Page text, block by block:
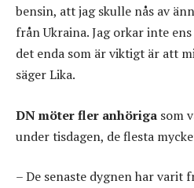
bensin, att jag skulle nås av
från Ukraina. Jag orkar inte
det enda som är viktigt är att
säger Lika.
DN möter fler anhöriga som
under tisdagen, de flesta
– De senaste dygnen har varit